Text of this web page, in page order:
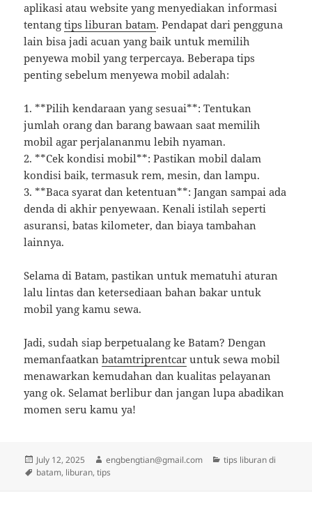
aplikasi atau website yang menyediakan informasi
tentangtips liburan batam. Pendapat dari pengguna
lain bisa jadi acuan yang baik untuk memilih
penyewa mobil yang terpercaya. Beberapa tips
penting sebelum menyewa mobil adalah:
1. **Pilih kendaraan yang sesuai**: Tentukan
jumlah orang dan barang bawaan saat memilih
mobil agar perjalananmu lebih nyaman.
2. **Cek kondisi mobil**: Pastikan mobil dalam
kondisi baik, termasuk rem, mesin, dan lampu.
3. **Baca syarat dan ketentuan**: Jangan sampai ada
denda di akhir penyewaan. Kenali istilah seperti
asuransi, batas kilometer, dan biaya tambahan
lainnya.
Selama di Batam, pastikan untuk mematuhi aturan
lalu lintas dan ketersediaan bahan bakar untuk
mobil yang kamu sewa.
Jadi, sudah siap berpetualang ke Batam? Dengan
memanfaatkanbatamtriprentcar untuk sewa mobil
menawarkan kemudahan dan kualitas pelayanan
yang ok. Selamat berlibur dan jangan lupa abadikan
momen seru kamu ya!
Posted
on
July 12, 2025 Author
engbengtian@gmail.com Categories
tips liburan di
Tags
batam, liburan,tips